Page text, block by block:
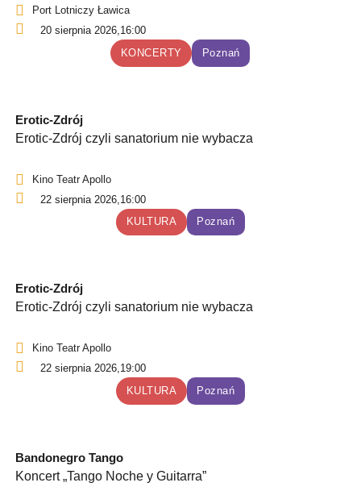
Port Lotniczy Ławica
20 sierpnia 2026,16:00
KONCERTY
Poznań
Erotic-Zdrój
Erotic-Zdrój czyli sanatorium nie wybacza
Kino Teatr Apollo
22 sierpnia 2026,16:00
KULTURA
Poznań
Erotic-Zdrój
Erotic-Zdrój czyli sanatorium nie wybacza
Kino Teatr Apollo
22 sierpnia 2026,19:00
KULTURA
Poznań
Bandonegro Tango
Koncert „Tango Noche y Guitarra”